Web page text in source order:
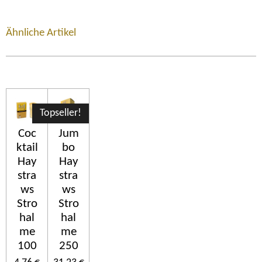
Ähnliche Artikel
Coc
ktail
Hay
stra
ws
Stro
hal
me
100
Topseller!
Jum
bo
Hay
stra
ws
Stro
hal
me
250